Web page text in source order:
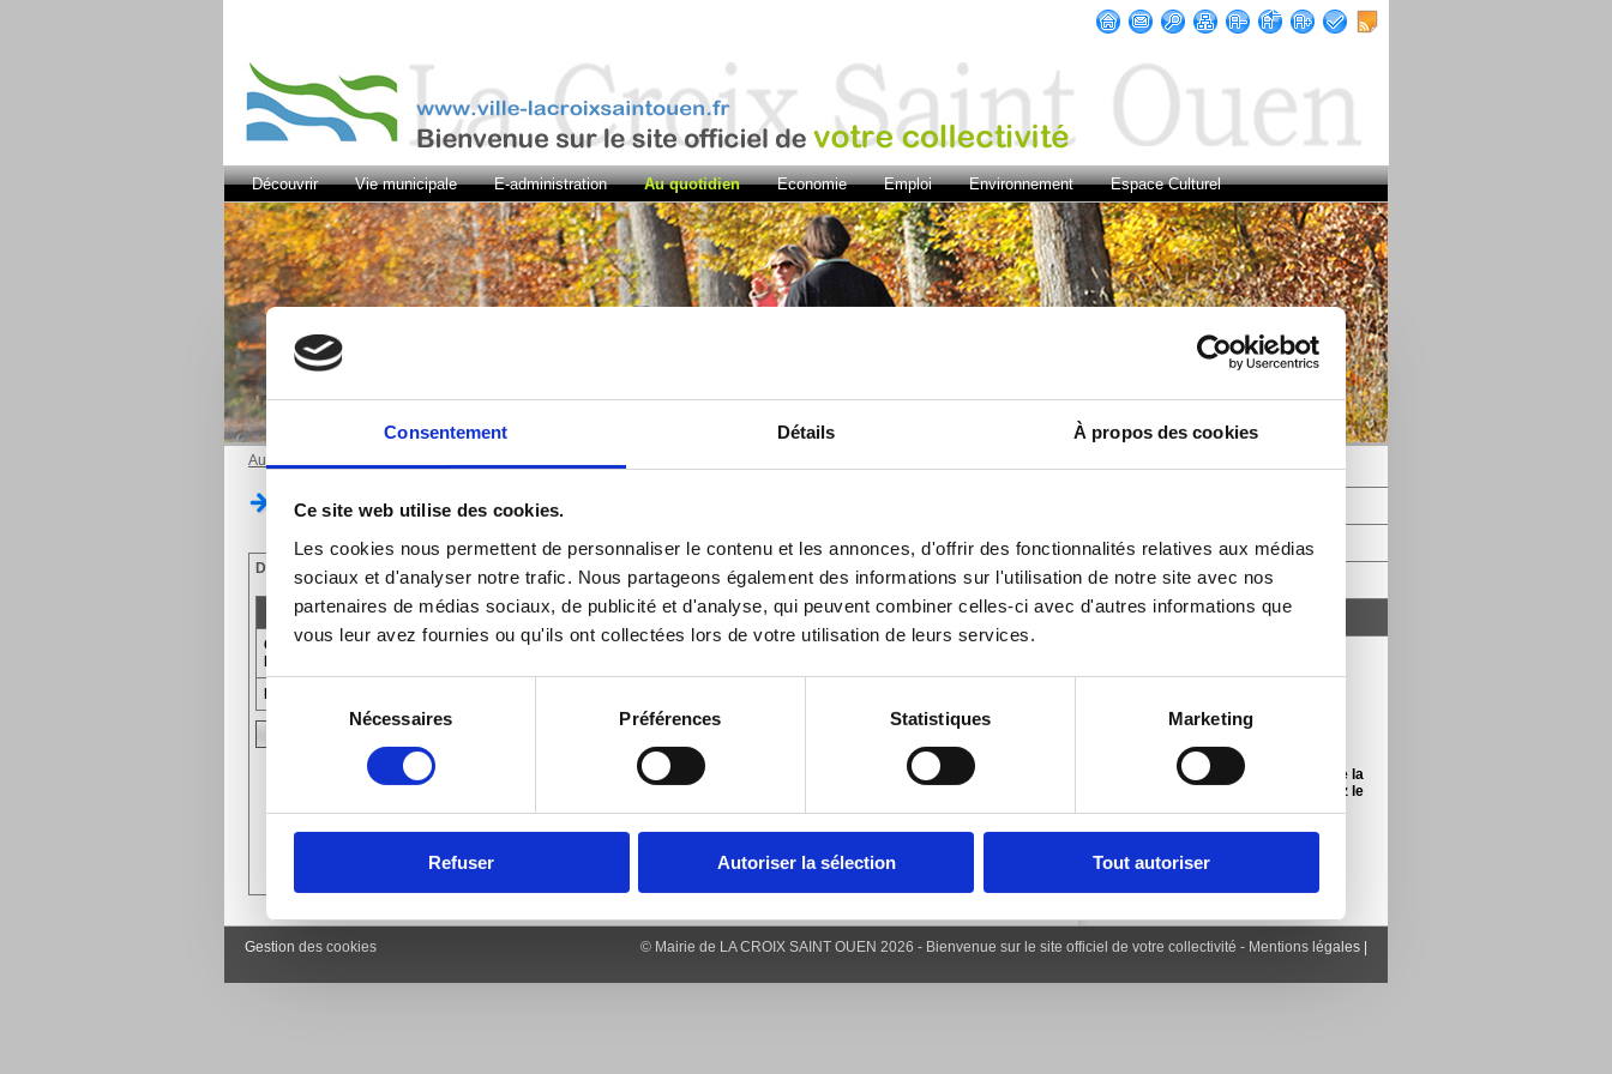
Consentement Détails À propos des cookies
Ce site web utilise des cookies.
Les cookies nous permettent de personnaliser le contenu et les annonces, d'offrir des fonctionnalités relatives aux médias
sociaux et d'analyser notre trafic. Nous partageons également des informations sur l'utilisation de notre site avec nos
partenaires de médias sociaux, de publicité et d'analyse, qui peuvent combiner celles-ci avec d'autres informations que
vous leur avez fournies ou qu'ils ont collectées lors de votre utilisation de leurs services.
Sélection
du
consentement
Nécessaires Préférences Statistiques Marketing
Refuser Autoriser la sélection Tout autoriser
Découvrir Vie municipale E-administration Au quotidien Economie Emploi Environnement Espace Culturel
Au quotidien
Santé
Dentiste Infirmière Médecin Orthoptiste Kiné, osthéo, chiro Vétérinaire
NOM Adresse Téléphone
Fax
Cabinet dentaire Boissieu
Enfance et Jeunesse
Action sociale
Vie associative
Santé
Pour trouver la pharmarcie de garde la
plus proche de chez vous, contactez le
© Mairie de LA CROIX SAINT OUEN 2026 - Bienvenue sur le site officiel de votre collectivité - Mentions légales
Gestion des cookies